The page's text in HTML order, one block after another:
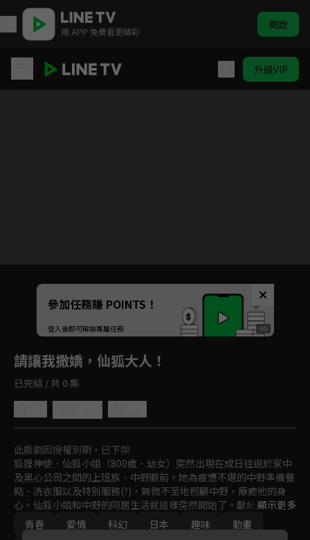
用 APP 免費看更精彩 開啟
升級VIP
Unmute
如有不便請見諒
參加任務賺 POINTS！
登入後即可解鎖專屬任務
請讓我撒嬌，仙狐大人！
已完結 / 共 0 集
此戲劇因授權到期，已下架
狐狸神使．仙狐小姐（800歲．幼女）突然出現在成日往返於家中
及黑心公司之間的上班族．中野眼前。她為疲憊不堪的中野準備餐
點、洗衣服以及特別服務(?)，無微不至地照顧中野，療癒他的身
心。仙狐小姐和中野的同居生活就這樣突然開始了。獻給所有對現
代社會感到疲憊的人們，享受體貼呵護、讓人盡情撒嬌的喜劇故
事！
顯示更多
青春
愛情 科幻 日本 趣味
動畫